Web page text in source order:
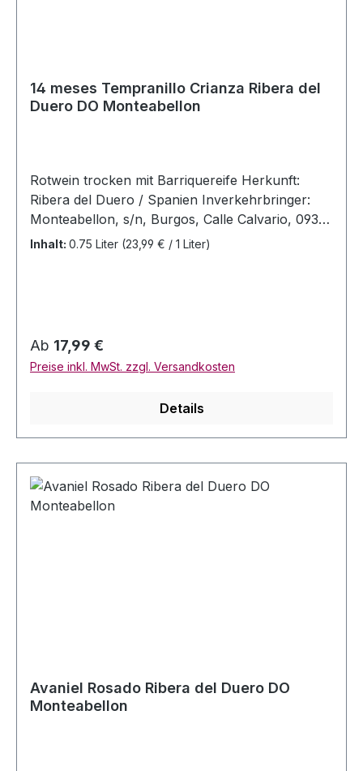
14 meses Tempranillo Crianza Ribera del
Duero DO Monteabellon
Rotwein trocken mit Barriquereife Herkunft:
Ribera del Duero / Spanien Inverkehrbringer:
Monteabellon, s/n, Burgos, Calle Calvario, 09318
Nava de Roa, Burgos - Spanien Allergenhinweis:
Inhalt: 0.75 Liter (23,99 € / 1 Liter)
Regulärer Preis:
Ab 17,99 €
Preise inkl. MwSt. zzgl. Versandkosten
Details
Avaniel Rosado Ribera del Duero DO
Monteabellon